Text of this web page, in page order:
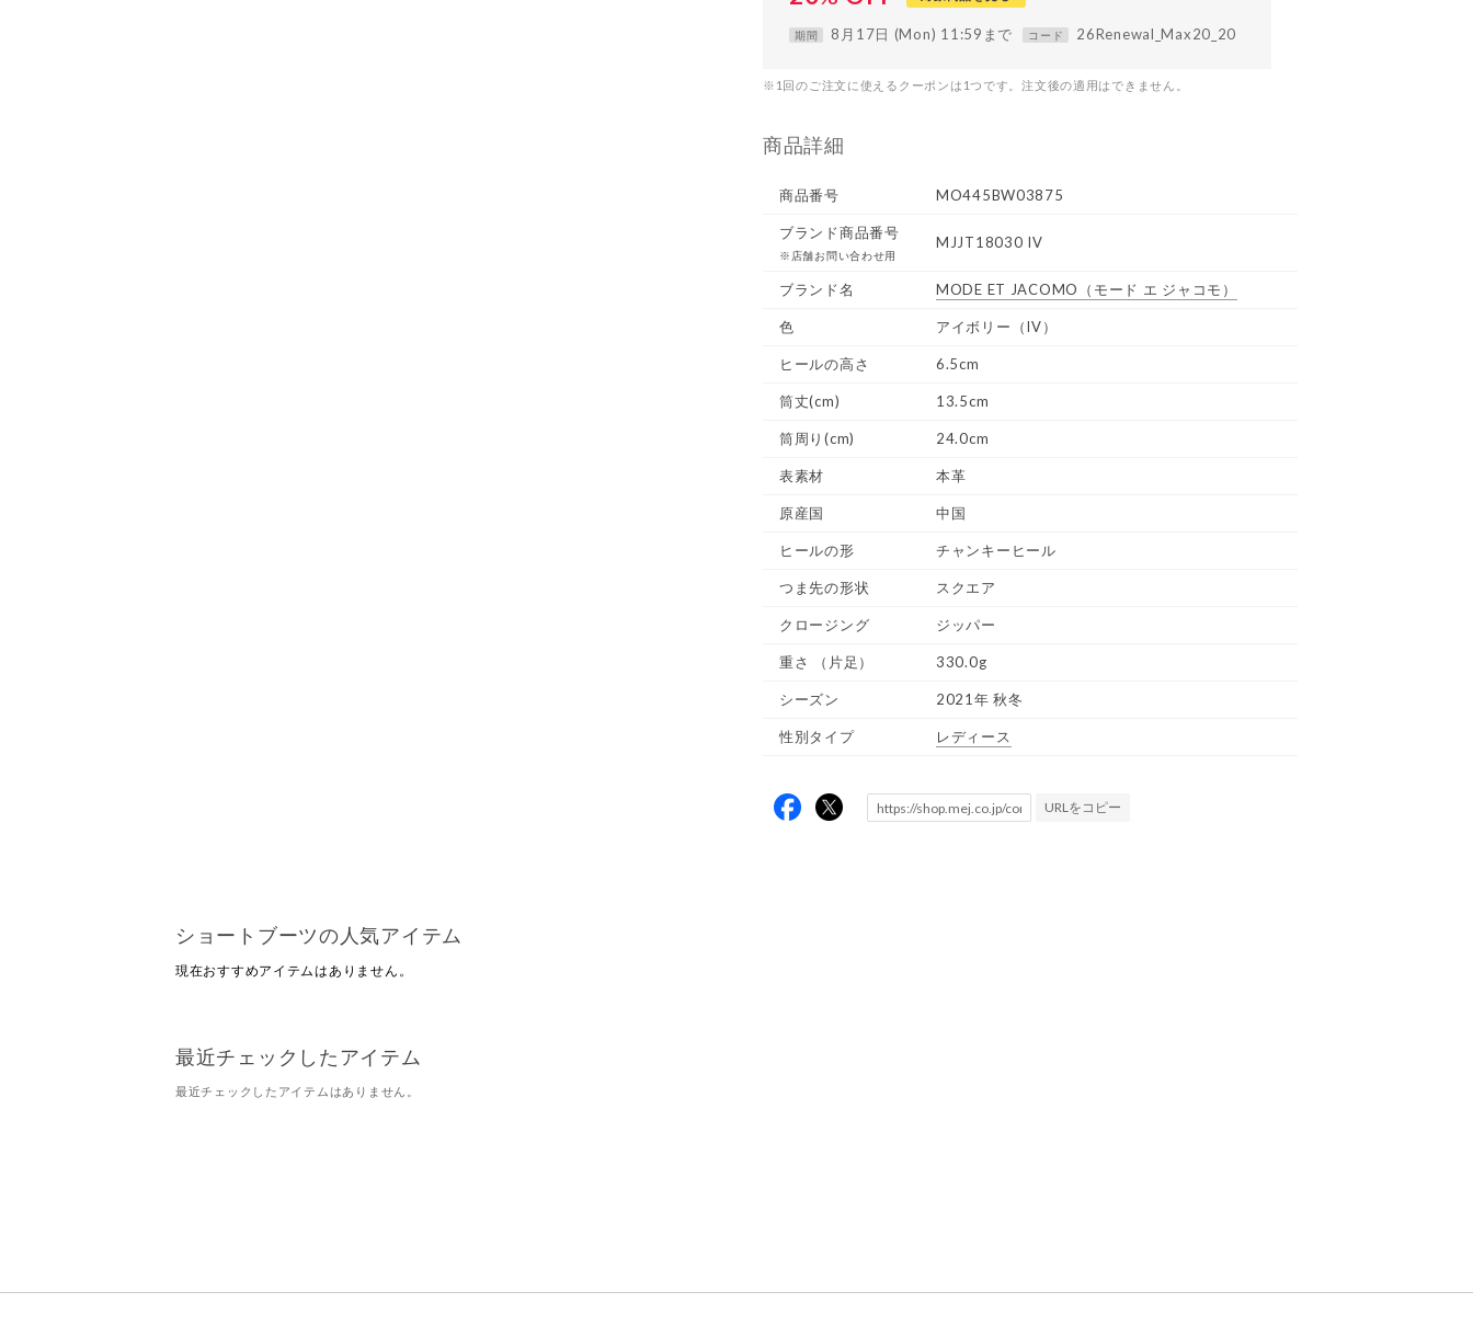
期間 8月17日 (Mon) 11:59まで コード 26Renewal_Max20_20
※1回のご注文に使えるクーポンは1つです。注文後の適用はできません。
商品詳細
商品番号 MO445BW03875
ブランド商品番号
※店舗お問い合わせ用
MJJT18030 IV
ブランド名 MODE ET JACOMO （モード エ ジャコモ）
色 アイボリー（IV）
ヒールの高さ 6.5cm
筒丈(cm) 13.5cm
筒周り(cm) 24.0cm
表素材 本革
原産国 中国
ヒールの形 チャンキーヒール
つま先の形状 スクエア
クロージング ジッパー
重さ （片足） 330.0g
シーズン 2021年 秋冬
性別タイプ レディース
URLをコピー
ショートブーツの人気アイテム
現在おすすめアイテムはありません。
最近チェックしたアイテム
最近チェックしたアイテムはありません。